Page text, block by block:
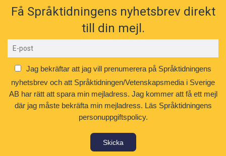
Få Språktidningens nyhetsbrev direkt
till din mejl.
Jag bekräftar att jag vill prenumerera på Språktidningens
nyhetsbrev och att Språktidningen/Vetenskapsmedia i Sverige
AB har rätt att spara min mejladress. Jag kommer att få ett mejl
där jag måste bekräfta min mejladress. Läs Språktidningens
personuppgiftspolicy.
Skicka